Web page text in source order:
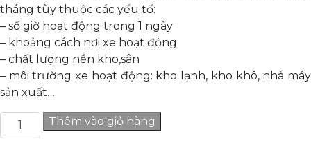
tháng tùy thuộc các yếu tố:
– số giờ hoạt động trong 1 ngày
– khoảng cách nơi xe hoạt động
– chất lượng nền kho,sân
– môi trường xe hoạt động: kho lạnh, kho khô, nhà máy
sản xuất…
LINDE
E30
Thêm vào giỏ hàng